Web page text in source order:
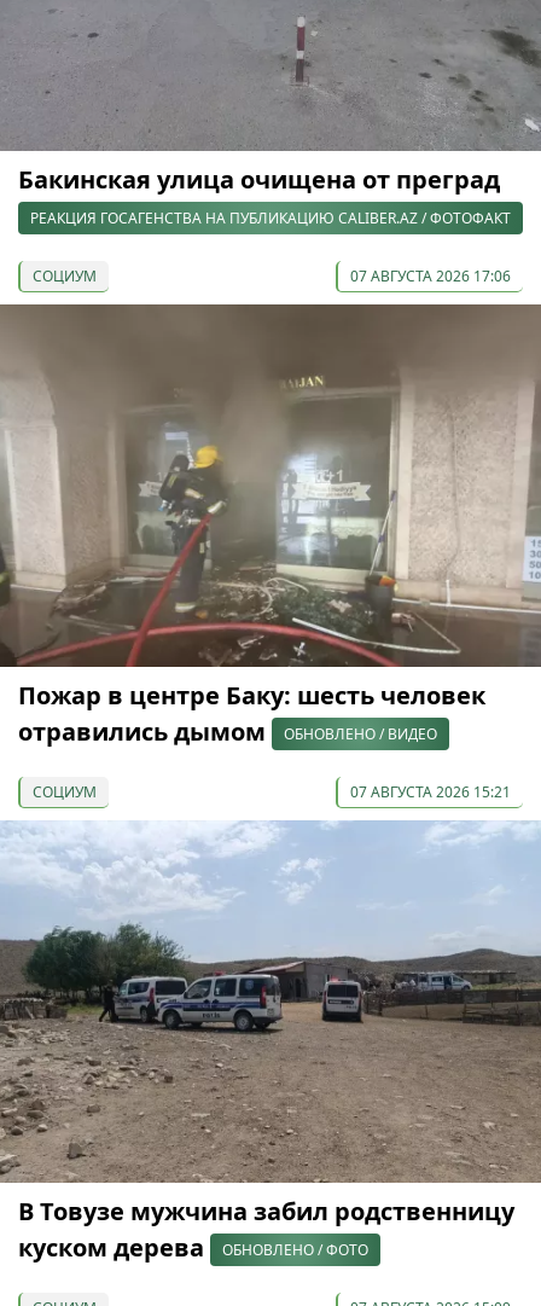
Бакинская улица очищена от преград
РЕАКЦИЯ ГОСАГЕНСТВА НА ПУБЛИКАЦИЮ CALIBER.AZ / ФОТОФАКТ
СОЦИУМ 07 АВГУСТА 2026 17:06
Пожар в центре Баку: шесть человек
отравились дымом
ОБНОВЛЕНО / ВИДЕО
СОЦИУМ 07 АВГУСТА 2026 15:21
В Товузе мужчина забил родственницу
куском дерева
ОБНОВЛЕНО / ФОТО